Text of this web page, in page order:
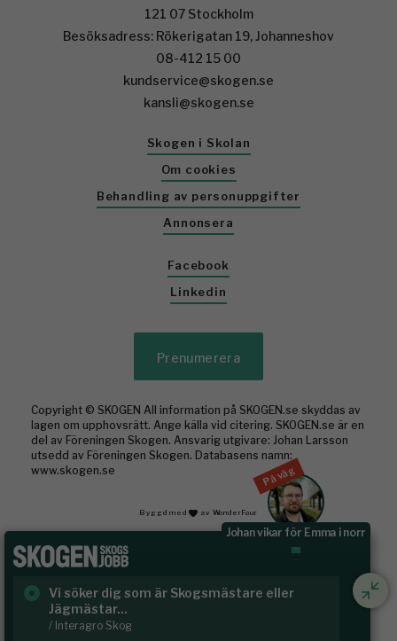
På väg
Johan vikar för Emma i norr
Vi söker dig som är Skogsmästare eller
Jägmästar...
/ Interagro Skog
121 07 Stockholm
Besöksadress: Rökerigatan 19, Johanneshov
08-412 15 00
kundservice@skogen.se
kansli@skogen.se
Skogen i Skolan
Om cookies
Behandling av personuppgifter
Annonsera
Facebook
Linkedin
Prenumerera
Copyright © SKOGEN All information på SKOGEN.se skyddas av
lagen om upphovsrätt. Ange källa vid citering. SKOGEN.se är en
del av Föreningen Skogen. Ansvarig utgivare: Johan Larsson
utsedd av Föreningen Skogen. Databasens namn:
www.skogen.se
Byggd med av WonderFour